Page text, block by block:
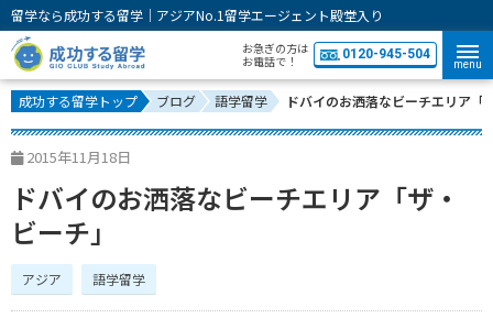
留学なら成功する留学｜アジアNo.1留学エージェント殿堂入り
お急ぎの方は
お電話で！
0120-945-504
menu
成功する留学トップ ブログ 語学留学 ドバイのお洒落なビーチエリア「
2015年11月18日
ドバイのお洒落なビーチエリア「ザ・
ビーチ」
アジア 語学留学